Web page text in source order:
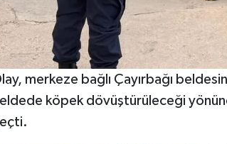
merkeze bağlı Çayırbağı
köpek dövüştürüleceği